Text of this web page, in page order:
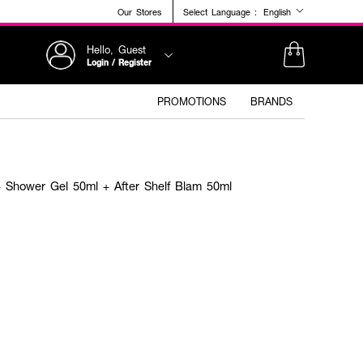
Our Stores Select Language : English
Hello, Guest
Login / Register
PROMOTIONS BRANDS
Gel 50ml + After Shelf Blam 50ml